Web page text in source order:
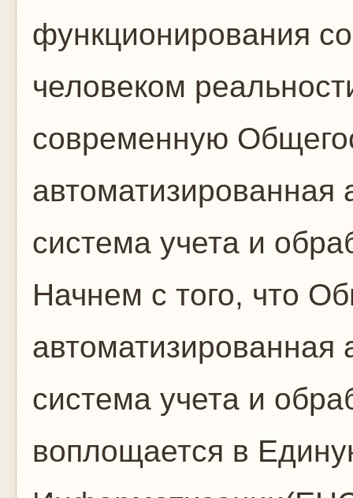
функционирования
человеком
современную
автоматизированная
система учета и
Начнем с того, что
автоматизированная
система учета и
воплощается в